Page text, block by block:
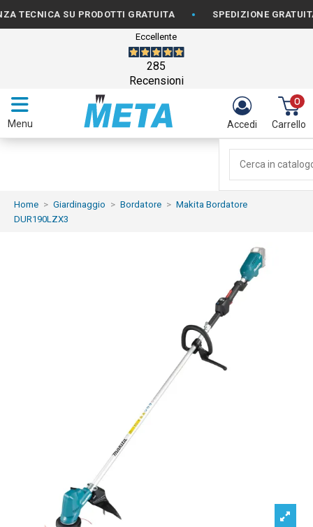
SU PRODOTTI GRATUITA • SPEDIZIONE GRATUITA
Eccellente
285
Recensioni
Menu Accedi
0
Carrello
Home Giardinaggio Bordatore
Makita Bordatore
DUR190LZX3